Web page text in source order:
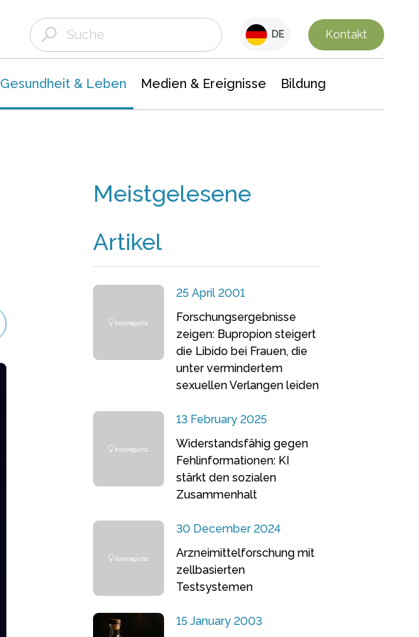
DE Kontakt
Gesundheit & Leben Medien & Ereignisse Bildung
Meistgelesene
Artikel
25 April 2001
Forschungsergebnisse
zeigen: Bupropion steigert
die Libido bei Frauen, die
unter vermindertem
sexuellen Verlangen leiden
13 February 2025
Widerstandsfähig gegen
Fehlinformationen: KI
stärkt den sozialen
Zusammenhalt
30 December 2024
Arzneimittelforschung mit
zellbasierten
Testsystemen
15 January 2003